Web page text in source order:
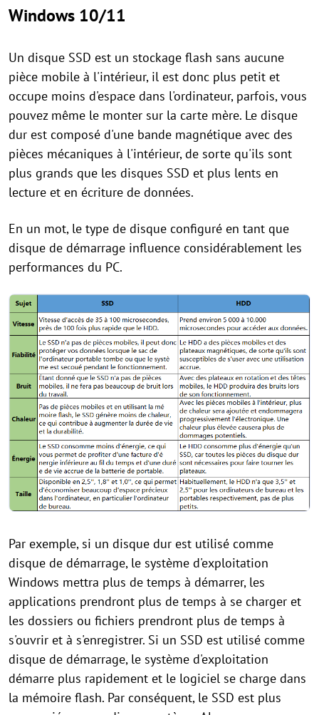
Windows 10/11
Un disque SSD est un stockage flash sans aucune
pièce mobile à l'intérieur, il est donc plus petit et
occupe moins d'espace dans l'ordinateur, parfois, vous
pouvez même le monter sur la carte mère. Le disque
dur est composé d'une bande magnétique avec des
pièces mécaniques à l'intérieur, de sorte qu'ils sont
plus grands que les disques SSD et plus lents en
lecture et en écriture de données.
En un mot, le type de disque configuré en tant que
disque de démarrage influence considérablement les
performances du PC.
Par exemple, si un disque dur est utilisé comme
disque de démarrage, le système d'exploitation
Windows mettra plus de temps à démarrer, les
applications prendront plus de temps à se charger et
les dossiers ou fichiers prendront plus de temps à
s'ouvrir et à s'enregistrer. Si un SSD est utilisé comme
disque de démarrage, le système d'exploitation
démarre plus rapidement et le logiciel se charge dans
la mémoire flash. Par conséquent, le SSD est plus